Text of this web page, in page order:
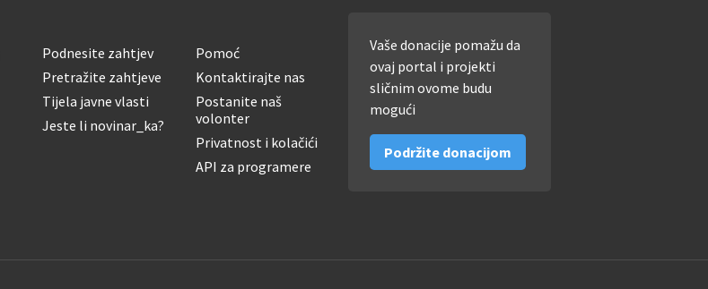
Podnesite zahtjev
Pretražite zahtjeve
Tijela javne vlasti
Jeste li novinar_ka?
Pomoć
Kontaktirajte nas
Postanite naš
volonter
Privatnost i kolačići
API za programere
Vaše donacije pomažu da
ovaj portal i projekti
sličnim ovome budu
mogući
Podržite donacijom